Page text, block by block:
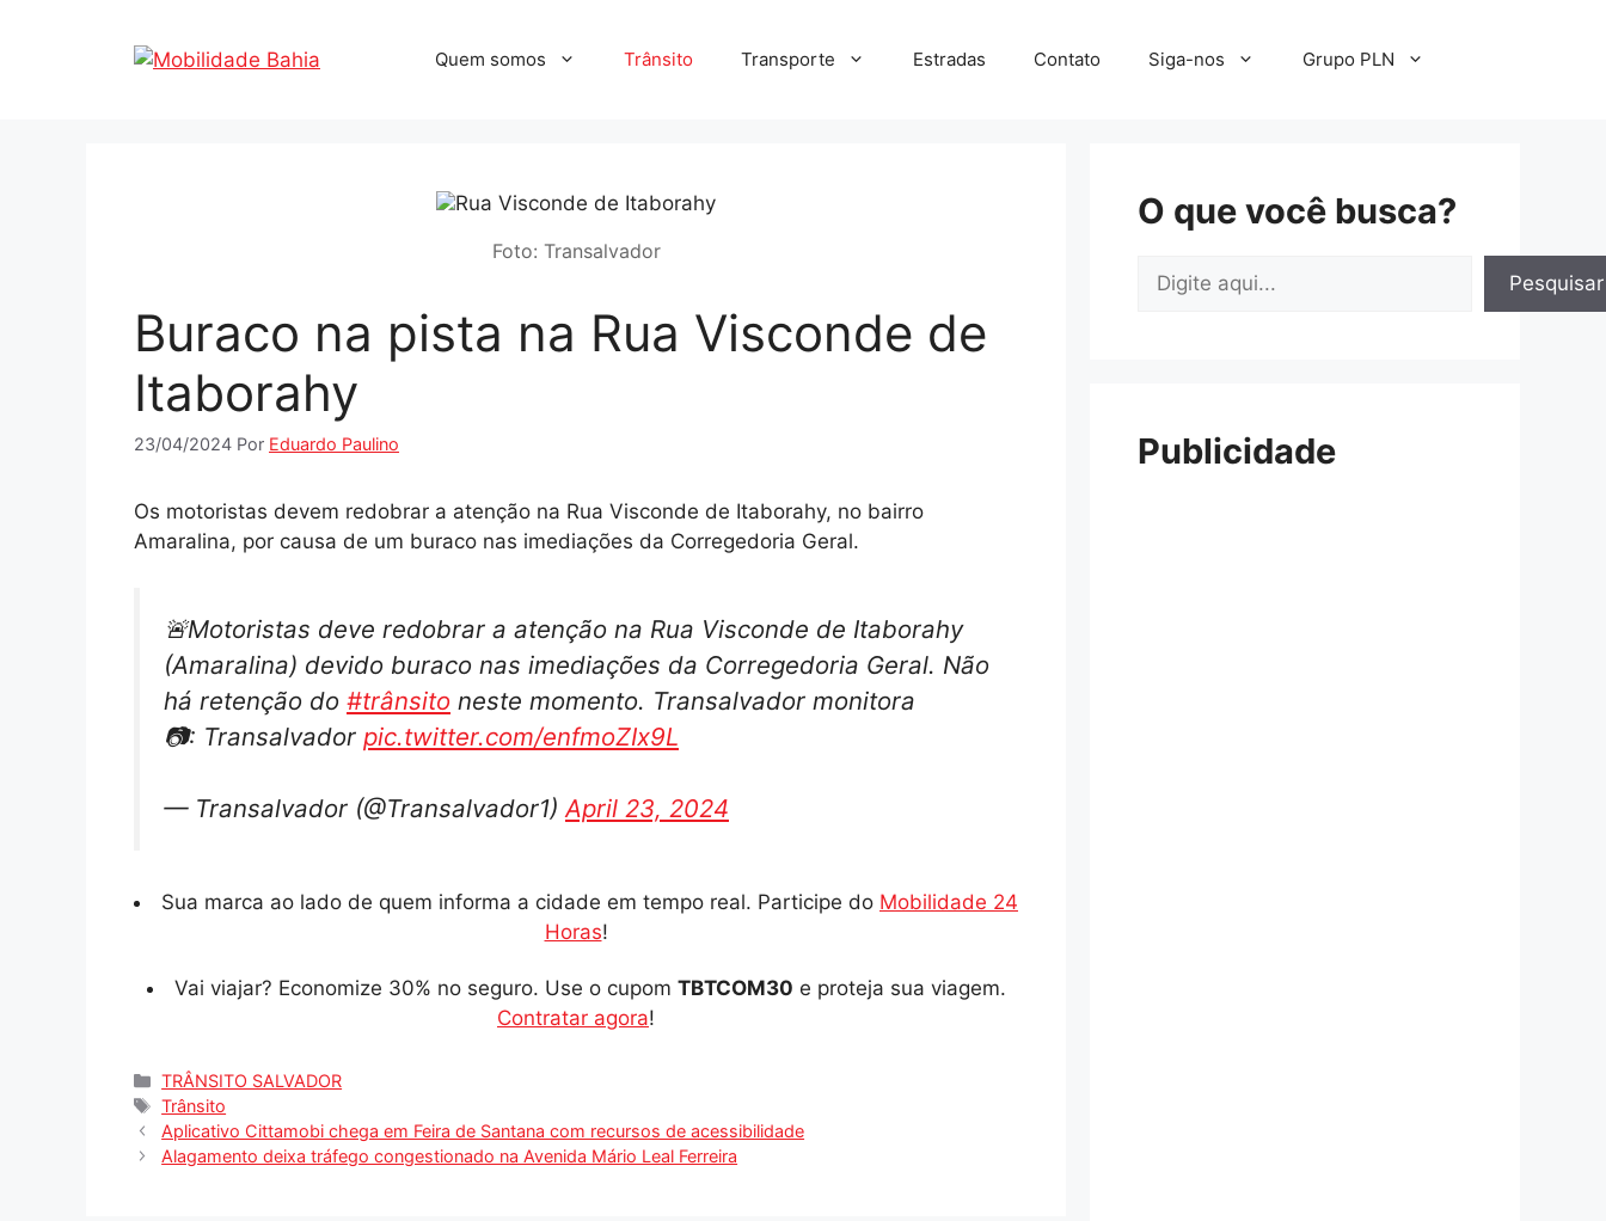
Quem somos Trânsito Transporte Estradas Contato Siga-nos Grupo PLN
Foto: Transalvador
Buraco na pista na Rua Visconde de
Itaborahy
23/04/2024 Por Eduardo Paulino
Os motoristas devem redobrar a atenção na Rua Visconde de Itaborahy, no bairro
Amaralina, por causa de um buraco nas imediações da Corregedoria Geral.
🚨Motoristas deve redobrar a atenção na Rua Visconde de Itaborahy
(Amaralina) devido buraco nas imediações da Corregedoria Geral. Não
há retenção do #trânsito neste momento. Transalvador monitora
📷: Transalvador pic.twitter.com/enfmoZIx9L
— Transalvador (@Transalvador1)April 23, 2024
Sua marca ao lado de quem informa a cidade em tempo real. Participe do Mobilidade 24
Horas!
Vai viajar? Economize 30% no seguro. Use o cupom TBTCOM30 e proteja sua viagem.
Contratar agora!
Categorias
TRÂNSITO SALVADOR
Tags
Trânsito
Aplicativo Cittamobi chega em Feira de Santana com recursos de acessibilidade
Alagamento deixa tráfego congestionado na Avenida Mário Leal Ferreira
O que você busca?
Pesquisar
Pesquisar
Publicidade